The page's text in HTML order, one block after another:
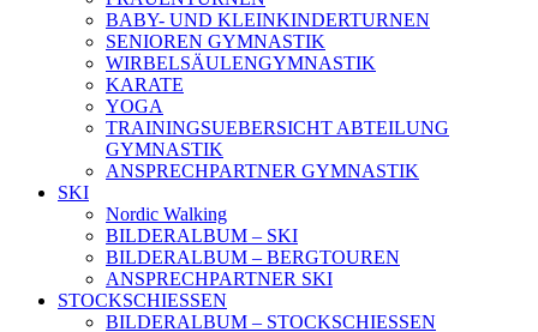
BABY- UND KLEINKINDERTURNEN
SENIOREN GYMNASTIK
WIRBELSÄULENGYMNASTIK
KARATE
YOGA
TRAININGSUEBERSICHT ABTEILUNG
GYMNASTIK
ANSPRECHPARTNER GYMNASTIK
SKI
Nordic Walking
BILDERALBUM – SKI
BILDERALBUM – BERGTOUREN
ANSPRECHPARTNER SKI
STOCKSCHIESSEN
BILDERALBUM – STOCKSCHIESSEN